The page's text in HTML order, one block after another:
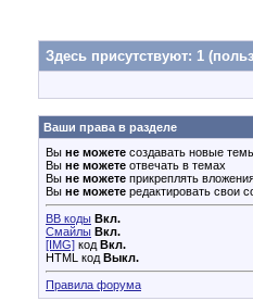
Здесь присутствуют: 1
Ваши права в разделе
Вы не можете создавать новые
Вы не можете отвечать в темах
Вы не можете прикреплять
Вы не можете редактировать свои
BB коды Вкл.
Смайлы Вкл.
[IMG] код Вкл.
HTML код Выкл.
Правила форума